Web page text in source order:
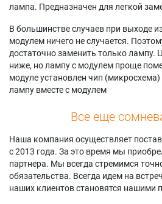
лампа. Предназначен для легкой
В большинстве случаев при выходе
модулем ничего не случается.
достаточно заменить только лампу.
ниже, но лампу с модулем проще
модуле установлен чип
лампу вместе с модулем
Все еще
Наша компания осуществляет
с 2013 года. За это время мы
партнера. Мы всегда стремимся
обязательства. Всегда идем на
наших клиентов становятся нашими